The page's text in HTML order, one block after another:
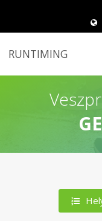
RUNTIMING